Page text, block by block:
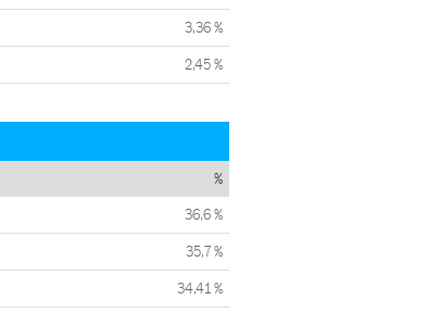
3,36 %
2,45 %
%
36,6 %
35,7 %
34,41 %